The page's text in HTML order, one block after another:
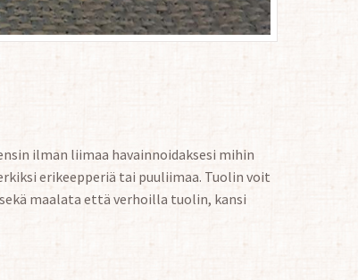
ilman liimaa havainnoidaksesi mihin
erikeepperiä tai puuliimaa. Tuolin voit
maalata että verhoilla tuolin, kansi